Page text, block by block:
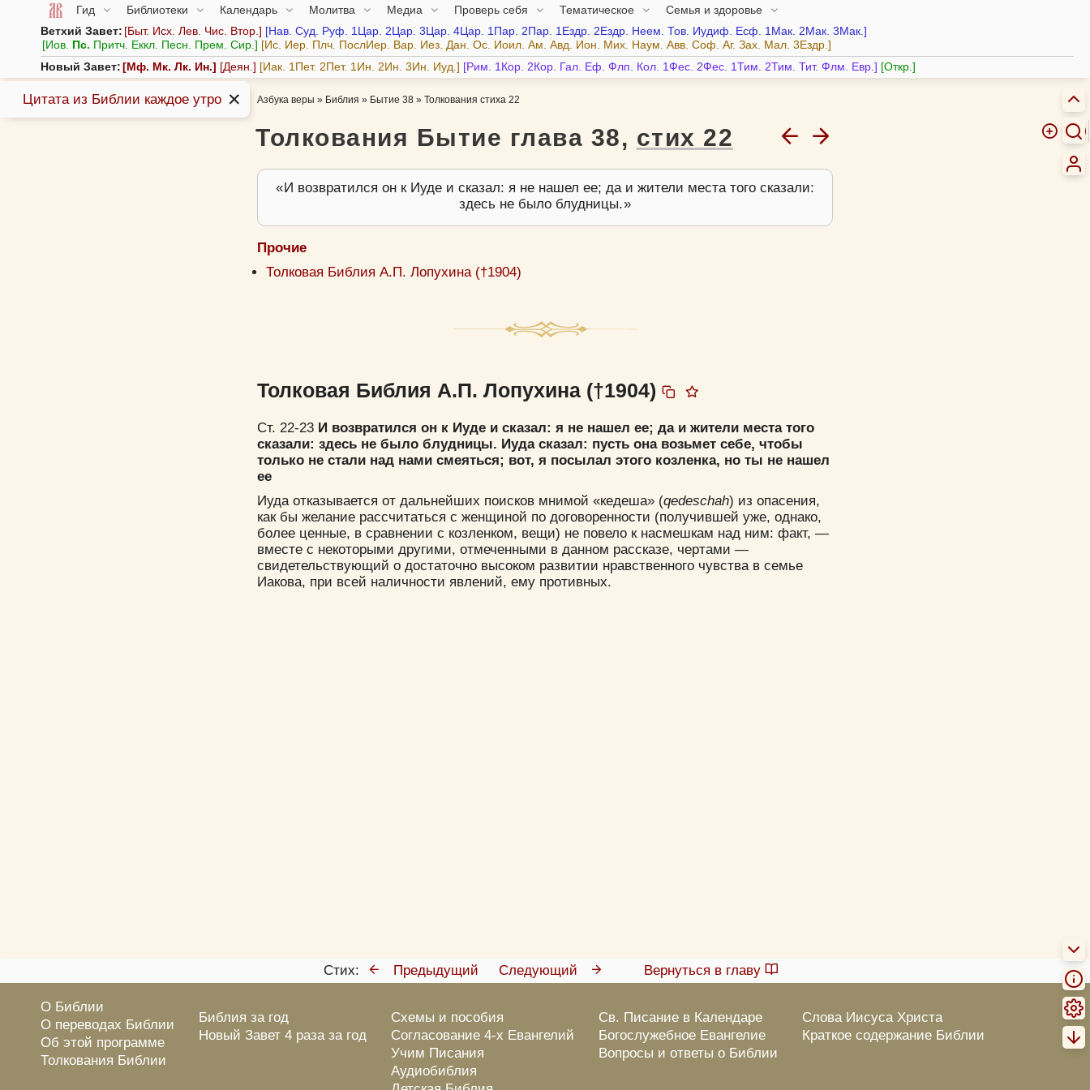
Гид Библиотеки Календарь Молитва Медиа Проверь себя Тематическое
Семья и здоровье
Ветхий Завет: Быт. Исх. Лев. Чис. Втор. Нав. Суд. Руф. 1Цар. 2Цар. 3Цар. 4Цар. 1Пар. 2Пар. 1Ездр. 2Ездр. Неем. Тов. Иудиф. Есф. 1Мак. 2Мак. 3Мак.
Иов. Пс. Притч. Еккл. Песн. Прем. Сир. Ис. Иер. Плч. ПослИер. Вар. Иез. Дан. Ос. Иоил. Ам. Авд. Ион. Мих. Наум. Авв. Соф. Аг. Зах. Мал. 3Ездр.
Новый Завет: Мф. Мк. Лк. Ин. Деян. Иак. 1Пет. 2Пет. 1Ин. 2Ин. 3Ин. Иуд. Рим. 1Кор. 2Кор. Гал. Еф. Флп. Кол. 1Фес. 2Фес. 1Тим. 2Тим. Тит. Флм. Евр. Откр.
Азбука веры » Библия » Бытие 38 » Толкования стиха 22
Толкования Бытие глава 38, стих 22
И возвратился он к Иуде и сказал: я не нашел ее; да и жители места того сказали:
здесь не было блудницы.
Прочие
Толковая Библия А.П. Лопухина (†1904)
Толковая Библия А.П. Лопухина (†1904)
Ст. 22-23 И возвратился он к Иуде и сказал: я не нашел ее; да и жители места того
сказали: здесь не было блудницы. Иуда сказал: пусть она возьмет себе, чтобы
только не стали над нами смеяться; вот, я посылал этого козленка, но ты не нашел
ее
Иуда отказывается от дальнейших поисков мнимой «кедеша» (qedeschah) из опасения,
как бы желание рассчитаться с женщиной по договоренности (получившей уже, однако,
более ценные, в сравнении с козленком, вещи) не повело к насмешкам над ним: факт, —
вместе с некоторыми другими, отмеченными в данном рассказе, чертами —
свидетельствующий о достаточно высоком развитии нравственного чувства в семье
Иакова, при всей наличности явлений, ему противных.
Стих: Предыдущий Следующий Вернуться в главу
О Библии
О переводах Библии
Об этой программе
Толкования Библии
Библия за год
Новый Завет 4 раза за год
Схемы и пособия
Согласование 4-х Евангелий
Учим Писания
Аудиобиблия
Св. Писание в Календаре
Богослужебное Евангелие
Вопросы и ответы о Библии
Слова Иисуса Христа
Краткое содержание Библии
Хорошо
Да
Нет
Вход
Регистрация
Цвет:
Цитата из Библии каждое утро ✕